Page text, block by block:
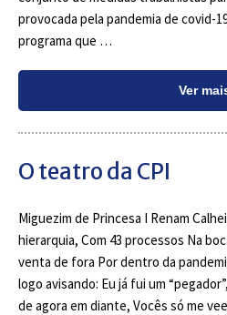
provocada pela pandemia de covid-
programa que …
Ver
O teatro da CPI
Miguezim de Princesa I Renam
hierarquia, Com 43 processos Na
venta de fora Por dentro da
logo avisando: Eu já fui um
de agora em diante, Vocês só me